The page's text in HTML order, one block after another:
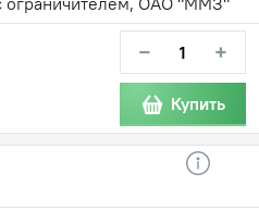
− +
Купить